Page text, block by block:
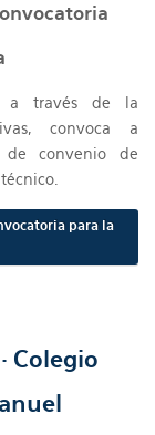
a través de la
convoca a
de convenio de
para la
Colegio